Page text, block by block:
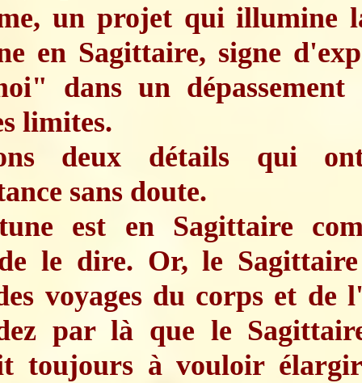
un projet qui illumine
en Sagittaire, signe
dans un dépassement
limites.
deux détails qui
sans doute.
est en Sagittaire
le dire. Or, le
voyages du corps et de
par là que le
toujours à vouloir